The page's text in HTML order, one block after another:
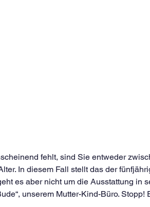
fehlt, sind Sie entweder
In diesem Fall stellt das der
es aber nicht um die Ausstattung in
unserem Mutter-Kind-Büro. Stopp!